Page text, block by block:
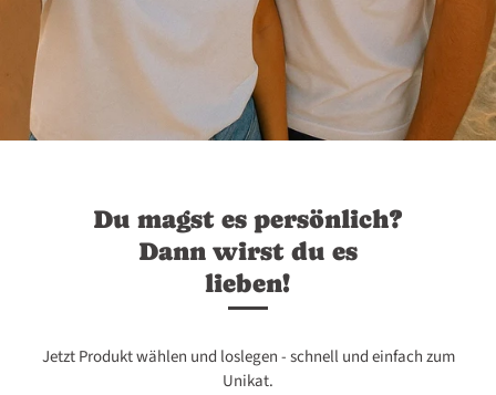
Du magst es persönlich?
Dann wirst du es
lieben!
Jetzt Produkt wählen und loslegen - schnell und einfach zum
Unikat.